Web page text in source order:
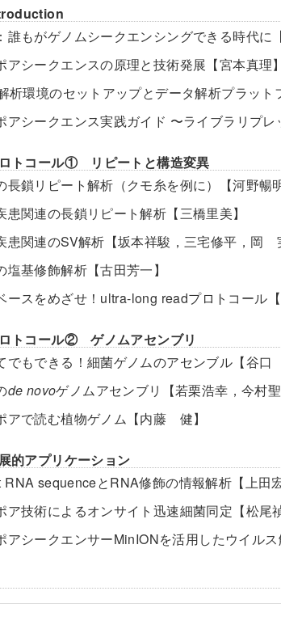
もがゲノムシークエンシングできる時代に
シークエンスの原理と技術発展【宮本真理】
環境のセットアップとデータ解析プラッ
シークエンス実践ガイド 〜ライブラリプレ
トコール① リピートと構造変異
鎖リピート解析（クモ糸を例に）【河野暢明
関連の長鎖リピート解析【三橋里美】
関連のSV解析【坂本祥駿，三宅修平，岡
基修飾解析【古田芳一】
スをめざせ！ultra-long readプロトコール【
トコール② ゲノムアセンブリ
もできる！細菌ゲノムのアセンブル【谷口
de novoゲノムアセンブリ【若栗浩幸，今村
で読む植物ゲノム【内藤 健】
的アプリケーション
sequenceとRNA修飾の情報解析【上田宏
技術によるオンサイト迅速細菌同定【松尾禎
シークエンサーMinIONを活用したウイル